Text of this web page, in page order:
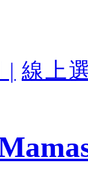
| 線上